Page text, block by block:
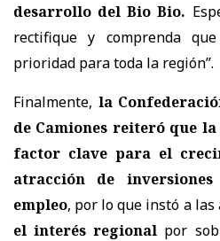
desarrollo del Bio Bio.
rectifique y comprenda
prioridad para toda la región”.
Finalmente, la
de Camiones reiteró que
factor clave para el
atracción de
empleo, por lo que instó a
el interés regional por